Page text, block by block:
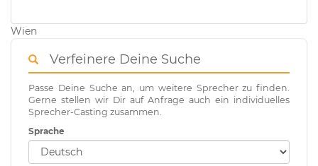
Wien
Verfeinere Deine Suche
Passe Deine Suche an, um weitere Sprecher zu finden.
Gerne stellen wir Dir auf Anfrage auch ein individuelles
Sprecher-Casting zusammen.
Sprache